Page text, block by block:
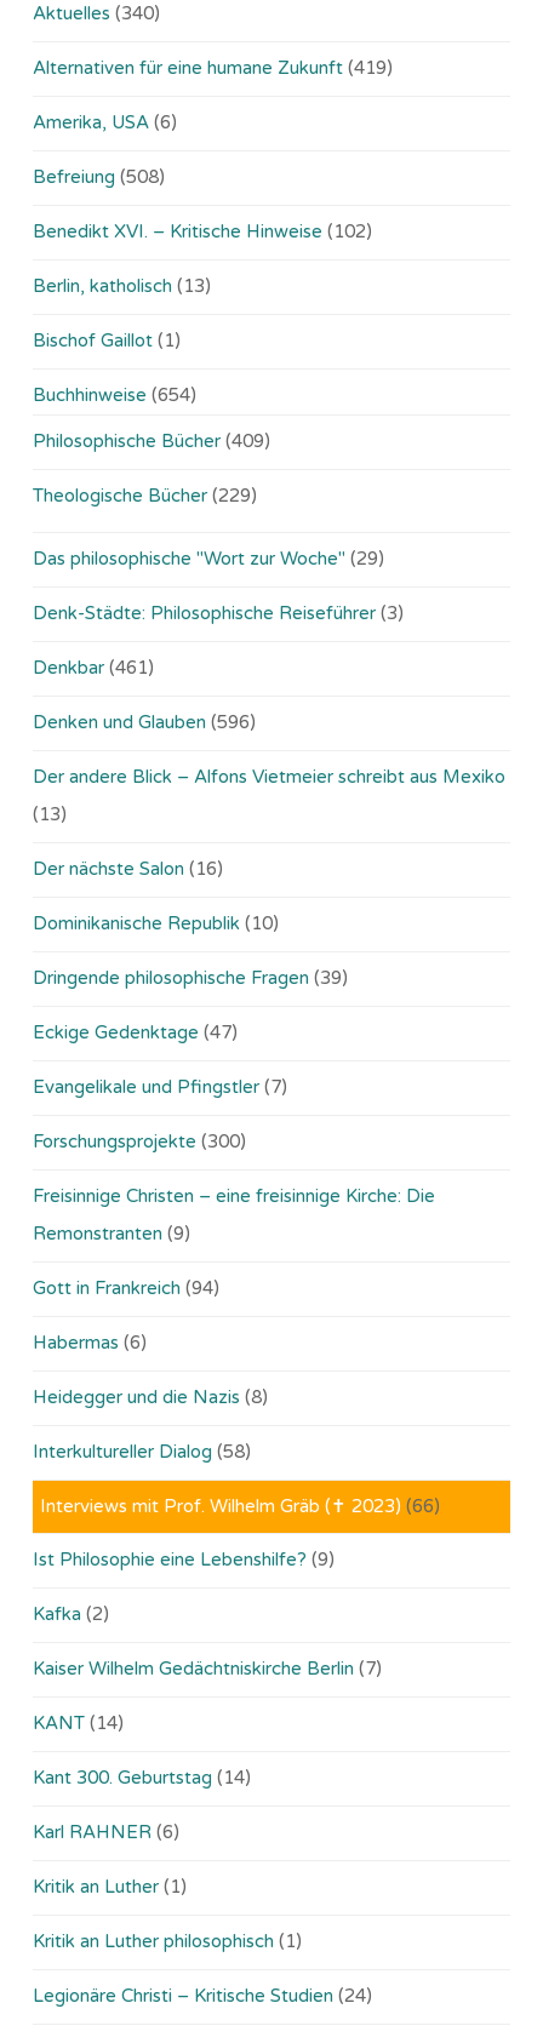
Aktuelles (340)
Alternativen für eine humane Zukunft (419)
Amerika, USA (6)
Befreiung (508)
Benedikt XVI. – Kritische Hinweise (102)
Berlin, katholisch (13)
Bischof Gaillot (1)
Buchhinweise (654)
Philosophische Bücher (409)
Theologische Bücher (229)
Das philosophische "Wort zur Woche" (29)
Denk-Städte: Philosophische Reiseführer (3)
Denkbar (461)
Denken und Glauben (596)
Der andere Blick – Alfons Vietmeier schreibt aus Mexiko
(13)
Der nächste Salon (16)
Dominikanische Republik (10)
Dringende philosophische Fragen (39)
Eckige Gedenktage (47)
Evangelikale und Pfingstler (7)
Forschungsprojekte (300)
Freisinnige Christen – eine freisinnige Kirche: Die
Remonstranten (9)
Gott in Frankreich (94)
Habermas (6)
Heidegger und die Nazis (8)
Interkultureller Dialog (58)
Interviews mit Prof. Wilhelm Gräb (✝ 2023) (66)
Ist Philosophie eine Lebenshilfe? (9)
Kafka (2)
Kaiser Wilhelm Gedächtniskirche Berlin (7)
KANT (14)
Kant 300. Geburtstag (14)
Karl RAHNER (6)
Kritik an Luther (1)
Kritik an Luther philosophisch (1)
Legionäre Christi – Kritische Studien (24)